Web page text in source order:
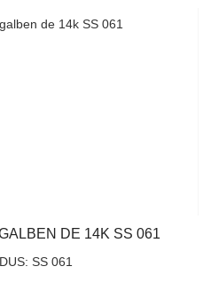
DE 14K SS 061
SS 061